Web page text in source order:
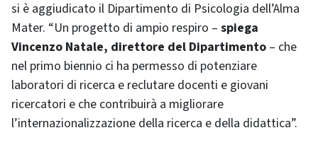
si è aggiudicato il Dipartimento di Psicologia dell’Alma
Mater. “Un progetto di ampio respiro – spiega
Vincenzo Natale, direttore del Dipartimento – che
nel primo biennio ci ha permesso di potenziare
laboratori di ricerca e reclutare docenti e giovani
ricercatori e che contribuirà a migliorare
l’internazionalizzazione della ricerca e della didattica”.